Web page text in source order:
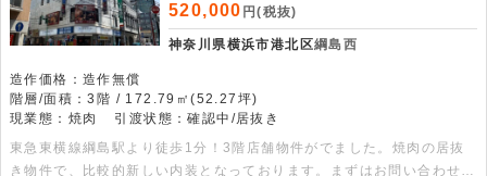
520,000 円(税抜)
神奈川県横浜市港北区綱島西
造作価格：造作無償
階層/面積：3階 / 172.79㎡(52.27坪)
現業態：焼肉
引渡状態：確認中/居抜き
東急東横線綱島駅より徒歩1分！3階店舗物件がでました。焼肉の居抜
き物件で、比較的新しい内装となっております。まずはお問い合わせく